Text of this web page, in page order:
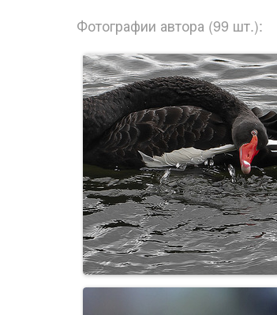
Фотографии автора (99 шт.):